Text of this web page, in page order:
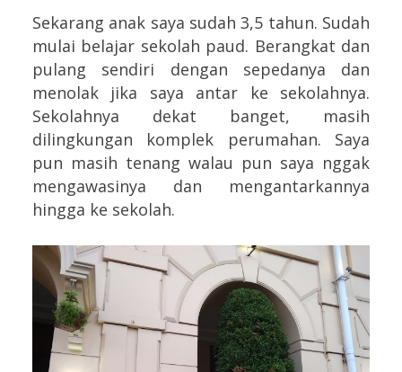
Sekarang anak saya sudah 3,5 tahun. Sudah
mulai belajar sekolah paud. Berangkat dan
pulang sendiri dengan sepedanya dan
menolak jika saya antar ke sekolahnya.
Sekolahnya dekat banget, masih
dilingkungan komplek perumahan. Saya
pun masih tenang walau pun saya nggak
mengawasinya dan mengantarkannya
hingga ke sekolah.